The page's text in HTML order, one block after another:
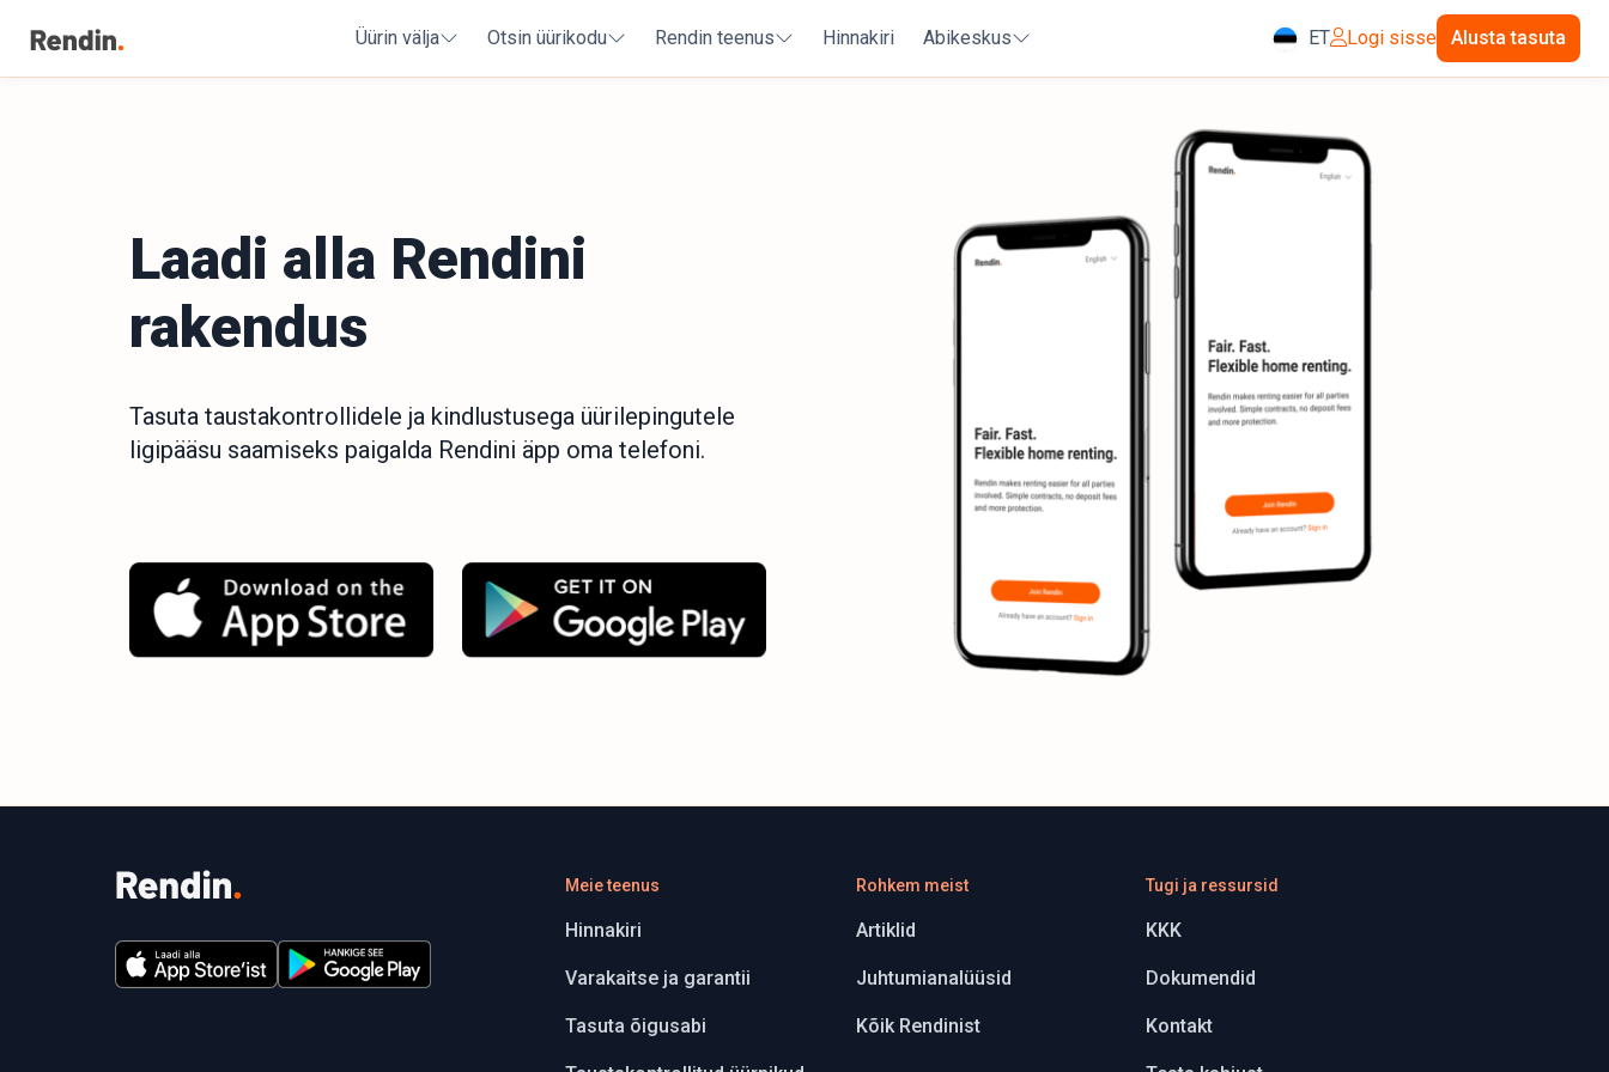
Üürin välja Otsin üürikodu Rendin teenus Hinnakiri Abikeskus ET Logi sisse Alusta tasuta
Laadi alla Rendini
rakendus
Tasuta taustakontrollidele ja kindlustusega üürilepingutele
ligipääsu saamiseks paigalda Rendini äpp oma telefoni.
Meie teenus
Hinnakiri
Varakaitse ja garantii
Tasuta õigusabi
Rohkem meist
Artiklid
Juhtumianalüüsid
Kõik Rendinist
Tugi ja ressursid
KKK
Dokumendid
Kontakt